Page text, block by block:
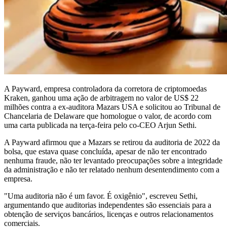
A Payward, empresa controladora da corretora de criptomoedas
Kraken, ganhou uma ação de arbitragem no valor de US$ 22
milhões contra a ex-auditora Mazars USA e solicitou ao Tribunal de
Chancelaria de Delaware que homologue o valor, de acordo com
uma carta publicada na terça-feira pelo co-CEO Arjun Sethi.
A Payward afirmou que a Mazars se retirou da auditoria de 2022 da
bolsa, que estava quase concluída, apesar de não ter encontrado
nenhuma fraude, não ter levantado preocupações sobre a integridade
da administração e não ter relatado nenhum desentendimento com a
empresa.
"Uma auditoria não é um favor. É oxigênio", escreveu Sethi,
argumentando que auditorias independentes são essenciais para a
obtenção de serviços bancários, licenças e outros relacionamentos
comerciais.